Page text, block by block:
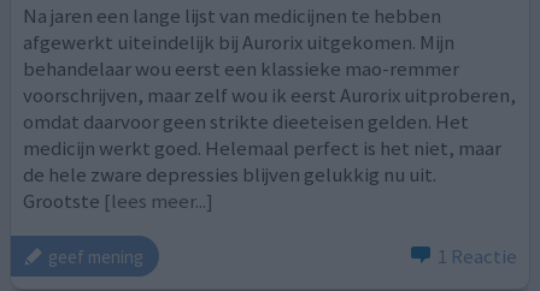
Na jaren een lange lijst van medicijnen te hebben
afgewerkt uiteindelijk bij Aurorix uitgekomen. Mijn
behandelaar wou eerst een klassieke mao-remmer
voorschrijven, maar zelf wou ik eerst Aurorix uitproberen,
omdat daarvoor geen strikte dieeteisen gelden. Het
medicijn werkt goed. Helemaal perfect is het niet, maar
de hele zware depressies blijven gelukkig nu uit.
Grootste [lees meer...]
geef mening 1 Reactie